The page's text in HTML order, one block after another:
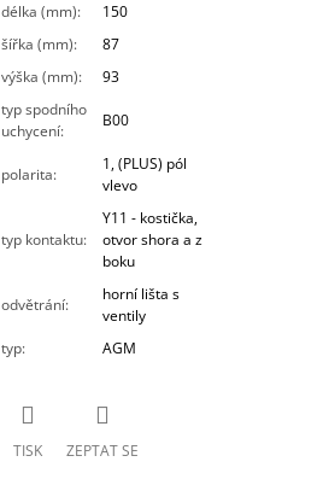
délka (mm):
150
šířka (mm):
87
výška (mm):
93
typ spodního
uchycení:
B00
polarita:
1, (PLUS) pól
vlevo
typ kontaktu:
Y11 - kostička,
otvor shora a z
boku
odvětrání:
horní lišta s
ventily
typ: AGM
TISK ZEPTAT SE